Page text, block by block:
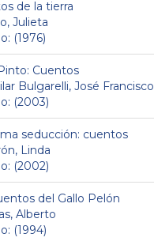
de la tierra
Julieta
(1976)
Cuentos
Bulgarelli, José Francisco
(2003)
seducción: cuentos
Linda
(2002)
del Gallo Pelón
Alberto
(1994)